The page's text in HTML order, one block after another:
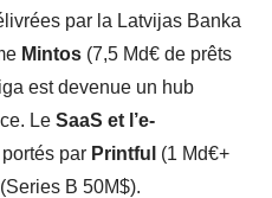
par la Latvijas Banka
Mintos (7,5 Md€ de prêts
est devenue un hub
Le SaaS et l’e-
par Printful (1 Md€+
(Series B 50M$).